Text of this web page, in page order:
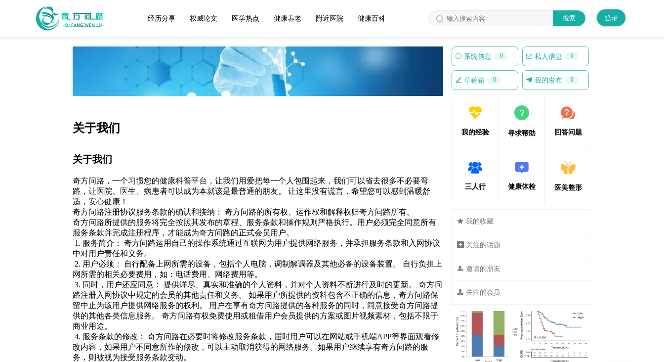
经历分享 权威论文 医学热点 健康养老 附近医院 健康百科 搜索 登录
关于我们
关于我们
奇方问路，一个习惯您的健康科普平台，让我们用爱把每一个人包围起来，我们可以省去很多不必要弯
路，让医院、医生、病患者可以成为本就该是最普通的朋友。 让这里没有谎言，希望您可以感到温暖舒
适，安心健康！
奇方问路注册协议服务条款的确认和接纳： 奇方问路的所有权、运作权和解释权归奇方问路所有。
奇方问路所提供的服务将完全按照其发布的章程、服务条款和操作规则严格执行。用户必须完全同意所有
服务条款并完成注册程序，才能成为奇方问路的正式会员用户。
1. 服务简介： 奇方问路运用自己的操作系统通过互联网为用户提供网络服务，并承担服务条款和入网协议
中对用户责任和义务。
2. 用户必须： 自行配备上网所需的设备，包括个人电脑，调制解调器及其他必备的设备装置。 自行负担上
网所需的相关必要费用，如：电话费用、网络费用等。
3. 同时，用户还应同意： 提供详尽、真实和准确的个人资料，并对个人资料不断进行及时的更新。 奇方问
路注册入网协议中规定的会员的其他责任和义务。 如果用户所提供的资料包含不正确的信息，奇方问路保
留中止为该用户提供网络服务的权利。 用户在享有奇方问路提供的各种服务的同时，同意接受奇方问路提
供的其他各类信息服务。 奇方问路有权免费使用或租借用户会员提供的方案或图片视频素材，包括不限于
商业用途。
4. 服务条款的修改： 奇方问路在必要时将修改服务条款，届时用户可以在网站或手机端APP等界面观看修
改内容，如果用户不同意所作的修改，可以主动取消获得的网络服务。如果用户继续享有奇方问路的服
务，则被视为接受服务条款变动。
 系统信息 0
 草稿箱 0
 私人信息 0
 我的发布 0
我的经验 寻求帮助 回答问题
三人行 健康体检 医美整形
 我的收藏
 关注的话题
 邀请的朋友
 关注的会员